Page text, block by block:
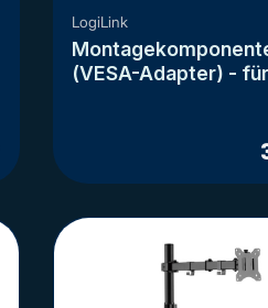
LogiLink
(VESA-Adapter) - für
Bildschirmgröße: